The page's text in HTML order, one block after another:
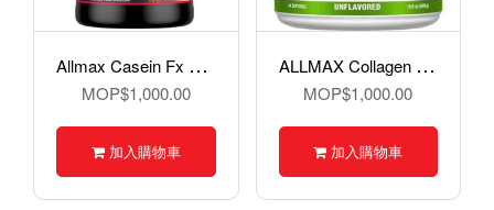
A
llmax Casein Fx 酪蛋白
MOP$1,000.00
加入購物車
A
LLMAX Collagen 440g
MOP$1,000.00
加入購物車